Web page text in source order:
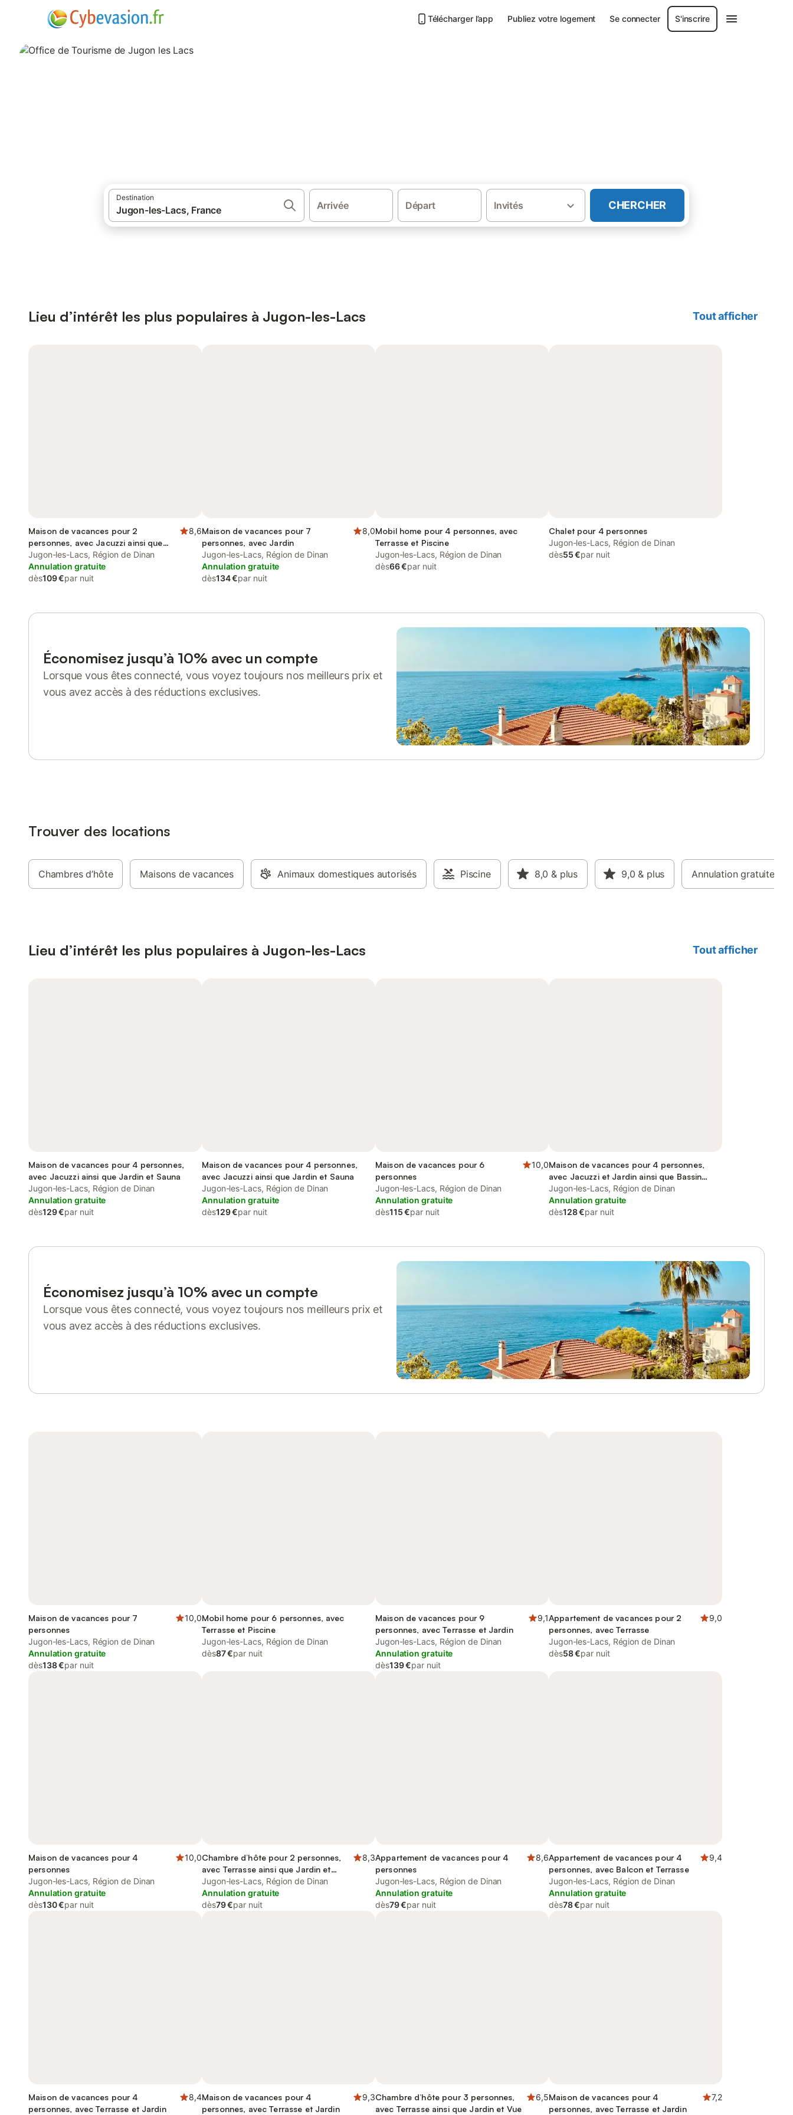
Télécharger l’app Publiez votre logement Se connecter S'inscrire
Destination
Arrivée Départ Invités CHERCHER
Lieu d’intérêt les plus populaires à Jugon-les-Lacs Tout afficher
Maison de vacances pour 2
personnes, avec Jacuzzi ainsi que
Jardin et Sauna
8,6
Jugon-les-Lacs, Région de Dinan
Annulation gratuite
dès109 €par nuit
Maison de vacances pour 7
personnes, avec Jardin
8,0
Jugon-les-Lacs, Région de Dinan
Annulation gratuite
dès134 €par nuit
Mobil home pour 4 personnes, avec
Terrasse et Piscine
Jugon-les-Lacs, Région de Dinan
dès66 €par nuit
Chalet pour 4 personnes
Jugon-les-Lacs, Région de Dinan
dès55 €par nuit
Économisez jusqu’à 10% avec un compte
Lorsque vous êtes connecté, vous voyez toujours nos meilleurs prix et
vous avez accès à des réductions exclusives.
Trouver des locations
Chambres d’hôte Maisons de vacances Animaux domestiques autorisés Piscine 8,0 & plus 9,0 & plus Annulation gratuite
Lieu d’intérêt les plus populaires à Jugon-les-Lacs Tout afficher
Maison de vacances pour 4 personnes,
avec Jacuzzi ainsi que Jardin et Sauna
Jugon-les-Lacs, Région de Dinan
Annulation gratuite
dès129 €par nuit
Maison de vacances pour 4 personnes,
avec Jacuzzi ainsi que Jardin et Sauna
Jugon-les-Lacs, Région de Dinan
Annulation gratuite
dès129 €par nuit
Maison de vacances pour 6
personnes
10,0
Jugon-les-Lacs, Région de Dinan
Annulation gratuite
dès115 €par nuit
Maison de vacances pour 4 personnes,
avec Jacuzzi et Jardin ainsi que Bassin
pour enfant et Sauna
Jugon-les-Lacs, Région de Dinan
Annulation gratuite
dès128 €par nuit
Économisez jusqu’à 10% avec un compte
Lorsque vous êtes connecté, vous voyez toujours nos meilleurs prix et
vous avez accès à des réductions exclusives.
Maison de vacances pour 7
personnes
10,0
Jugon-les-Lacs, Région de Dinan
Annulation gratuite
dès138 €par nuit
Mobil home pour 6 personnes, avec
Terrasse et Piscine
Jugon-les-Lacs, Région de Dinan
dès87 €par nuit
Maison de vacances pour 9
personnes, avec Terrasse et Jardin
9,1
Jugon-les-Lacs, Région de Dinan
Annulation gratuite
dès139 €par nuit
Appartement de vacances pour 2
personnes, avec Terrasse
9,0
Jugon-les-Lacs, Région de Dinan
dès58 €par nuit
Maison de vacances pour 4
personnes
10,0
Jugon-les-Lacs, Région de Dinan
Annulation gratuite
dès130 €par nuit
Chambre d’hôte pour 2 personnes,
avec Terrasse ainsi que Jardin et
Piscine
8,3
Jugon-les-Lacs, Région de Dinan
Annulation gratuite
dès79 €par nuit
Appartement de vacances pour 4
personnes
8,6
Jugon-les-Lacs, Région de Dinan
Annulation gratuite
dès79 €par nuit
Appartement de vacances pour 4
personnes, avec Balcon et Terrasse
9,4
Jugon-les-Lacs, Région de Dinan
Annulation gratuite
dès78 €par nuit
Maison de vacances pour 4
personnes, avec Terrasse et Jardin
8,4Maison de vacances pour 4
personnes, avec Terrasse et Jardin
9,3Chambre d’hôte pour 3 personnes,
avec Terrasse ainsi que Jardin et Vue
6,5Maison de vacances pour 4
personnes, avec Terrasse et Jardin
7,2